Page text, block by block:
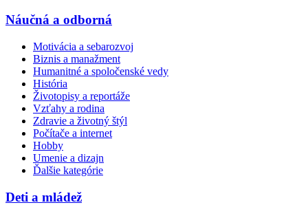
Náučná a odborná
Motivácia a sebarozvoj
Biznis a manažment
Humanitné a spoločenské vedy
História
Životopisy a reportáže
Vzťahy a rodina
Zdravie a životný štýl
Počítače a internet
Hobby
Umenie a dizajn
Ďalšie kategórie
Deti a mládež